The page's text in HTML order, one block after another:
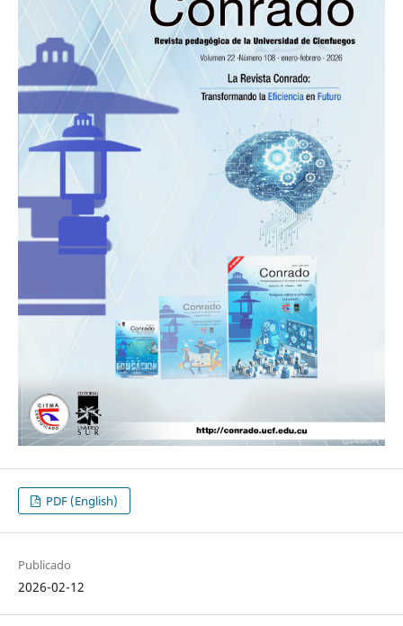
PDF (English)
Publicado
2026-02-12